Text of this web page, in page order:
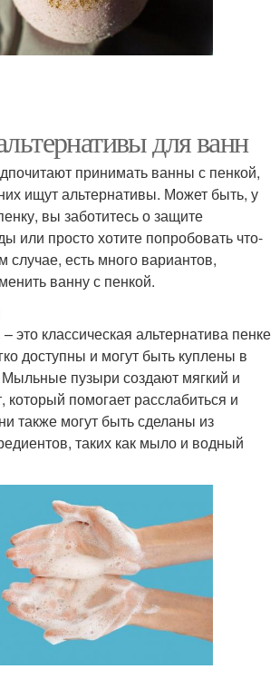
для ванн
принимать ванны с пенкой,
ищут альтернативы. Может быть, у
вы заботитесь о защите
или просто хотите попробовать что-
есть много вариантов,
ванну с пенкой.
это классическая альтернатива пенке
доступны и могут быть куплены в
пузыри создают мягкий и
помогает расслабиться и
также могут быть сделаны из
таких как мыло и водный